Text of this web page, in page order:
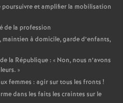
poursuivre et amplifier la mobilisation
de la profession
à domicile, garde d’enfants,
la République : « Non, nous n’avons
»
femmes : agir sur tous les fronts !
dans les faits les craintes sur le